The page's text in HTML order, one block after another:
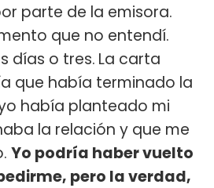
parte de la emisora.
que no entendí.
días o tres. La carta
que había terminado la
había planteado mi
la relación y que me
Yo podría haber vuelto
pero la verdad,